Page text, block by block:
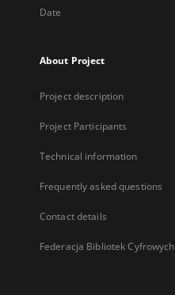
Date
About Project
Project description
Project Participants
Technical information
Frequently asked questions
Contact details
Federacja Bibliotek Cyfrowych